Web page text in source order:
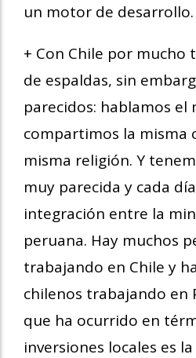
un motor de desarrollo.
+ Con Chile por mucho
de espaldas, sin
parecidos: hablamos el
compartimos la misma
misma religión. Y
muy parecida y cada
integración entre la
peruana. Hay muchos
trabajando en Chile y
chilenos trabajando en
que ha ocurrido en
inversiones locales es